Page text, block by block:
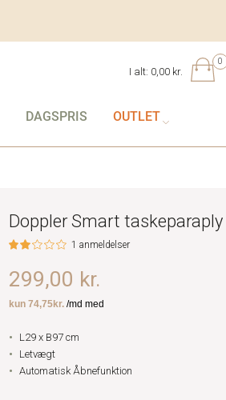
0
I alt: 0,00 kr.
DAGSPRIS OUTLET
Doppler Smart taskeparaply
1 anmeldelser
299,00 kr.
L29 x B97 cm
Letvægt
Automatisk Åbnefunktion